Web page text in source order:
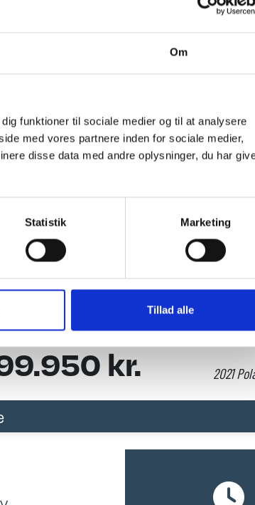
Om
funktioner til sociale medier og til at analysere
med vores partnere inden for sociale medier,
disse data med andre oplysninger, du har
Statistik Marketing
Tillad alle
Original 520 FW
kr.
Mover
2024
Customized 590 CTH
kr.
2021
2021